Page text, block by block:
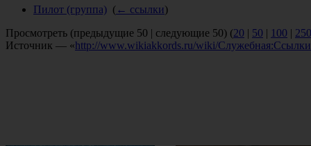
Пилот (группа) (← ссылки)
Просмотреть (предыдущие 50 | следующие 50) (20 | 50 | 100 | 250
Источник — «http://www.wikiakkords.ru/wiki/